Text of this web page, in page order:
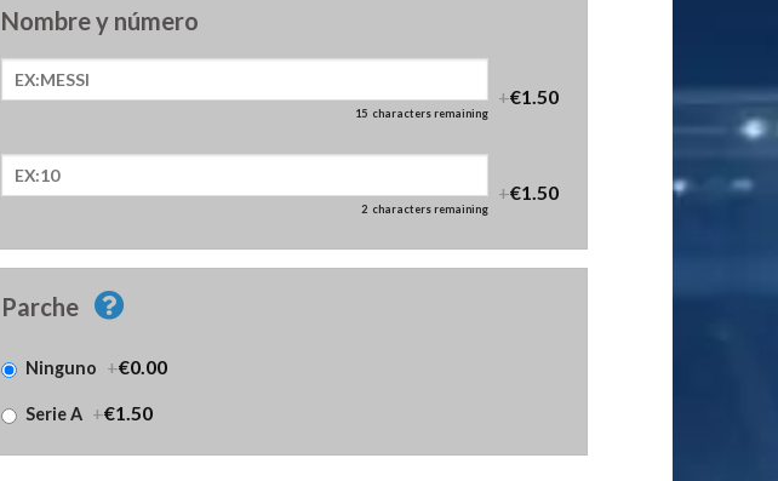
Nombre y número
15 characters remaining
+€1.50
2 characters remaining
+€1.50
Parche
Ninguno +€0.00
Serie A +€1.50